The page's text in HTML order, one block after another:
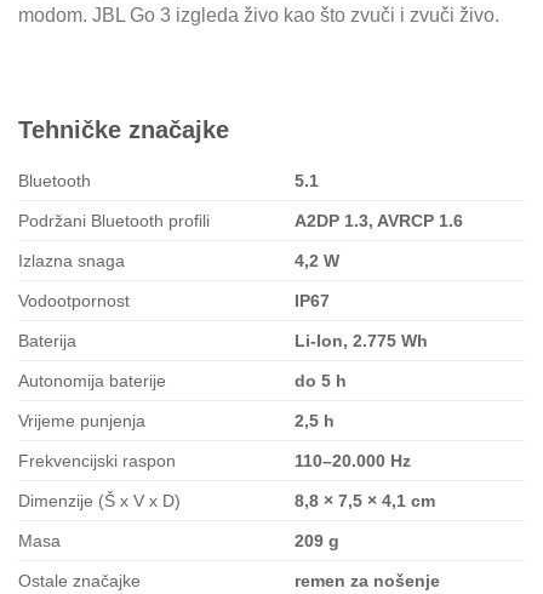
modom. JBL Go 3 izgleda živo kao što zvuči i zvuči živo.
Tehničke značajke
Bluetooth 5.1
Podržani Bluetooth profili A2DP 1.3, AVRCP 1.6
Izlazna snaga 4,2 W
Vodootpornost IP67
Baterija Li-Ion, 2.775 Wh
Autonomija baterije do 5 h
Vrijeme punjenja 2,5 h
Frekvencijski raspon 110–20.000 Hz
Dimenzije (Š x V x D) 8,8 × 7,5 × 4,1 cm
Masa 209 g
Ostale značajke remen za nošenje